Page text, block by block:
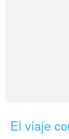
El viaje